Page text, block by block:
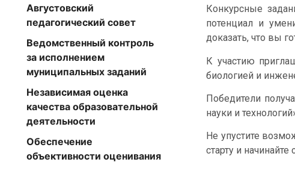
Августовский
педагогический совет
Ведомственный контроль
за исполнением
муниципальных заданий
Независимая оценка
качества образовательной
деятельности
Обеспечение
объективности оценивания
Конкурсные
потенциал и
доказать, что вы
К участию
биологией и
Победители
науки и
Не упустите
старту и